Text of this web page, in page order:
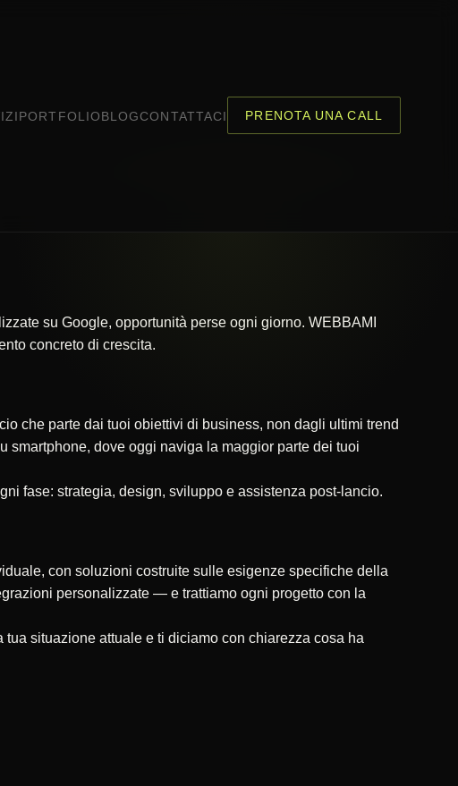
PORTFOLIO BLOGCONTATTACI PRENOTA UNA CALL
su Google, opportunità perse ogni giorno. WEBBAMI
concreto di crescita.
che parte dai tuoi obiettivi di business, non dagli ultimi trend
smartphone, dove oggi naviga la maggior parte dei tuoi
fase: strategia, design, sviluppo e assistenza post-lancio.
con soluzioni costruite sulle esigenze specifiche della
personalizzate — e trattiamo ogni progetto con la
situazione attuale e ti diciamo con chiarezza cosa ha